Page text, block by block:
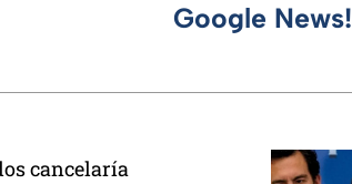
Google News!
cancelaría